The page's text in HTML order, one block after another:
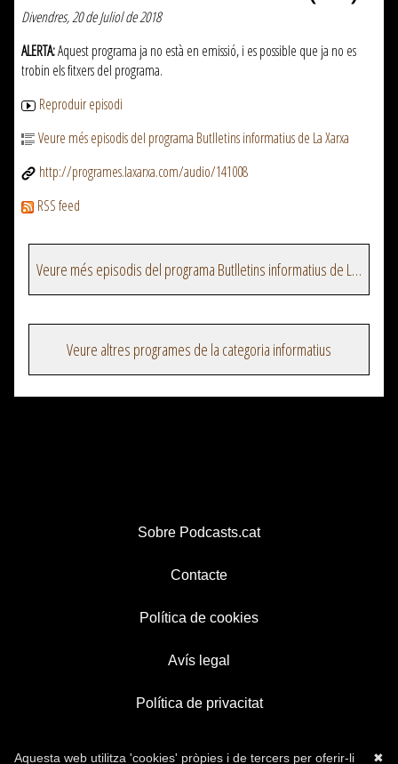
Divendres, 20 de Juliol de 2018
ALERTA:Aquest programa ja no està en emissió, i es possible que ja no es
trobin els fitxers del programa.
Reproduir episodi
Veure més episodis del programa Butlletins informatius de La Xarxa
http://programes.laxarxa.com/audio/141008
RSS feed
Veure més episodis del programa Butlletins informatius de La Xarxa
Veure altres programes de la categoria informatius
Sobre Podcasts.cat
Contacte
Política de cookies
Avís legal
Política de privacitat
✖
Aquesta web utilitza 'cookies' pròpies i de tercers per oferir-li